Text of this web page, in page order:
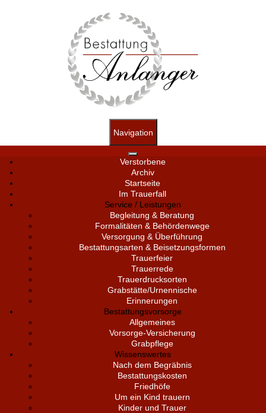
Navigation
Verstorbene
Archiv
Startseite
Im Trauerfall
Service / Leistungen
Begleitung & Beratung
Formalitäten & Behördenwege
Versorgung & Überführung
Bestattungsarten & Beisetzungsformen
Trauerfeier
Trauerrede
Trauerdrucksorten
Grabstätte/Urnennische
Erinnerungen
Bestattungsvorsorge
Allgemeines
Vorsorge-Versicherung
Grabpflege
Wissenswertes
Nach dem Begräbnis
Bestattungskosten
Friedhöfe
Um ein Kind trauern
Kinder und Trauer